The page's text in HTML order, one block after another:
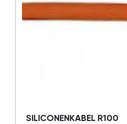
SILICONENKABEL R100